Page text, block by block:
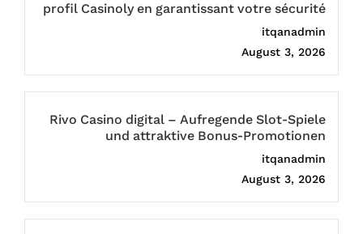
profil Casinoly en garantissant votre sécurité
itqanadmin
August 3, 2026
Rivo Casino digital – Aufregende Slot-Spiele
und attraktive Bonus-Promotionen
itqanadmin
August 3, 2026